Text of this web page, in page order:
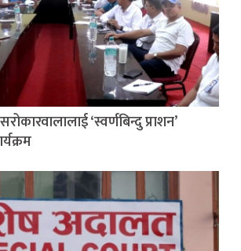
‘स्वर्णबिन्दु प्राशन’